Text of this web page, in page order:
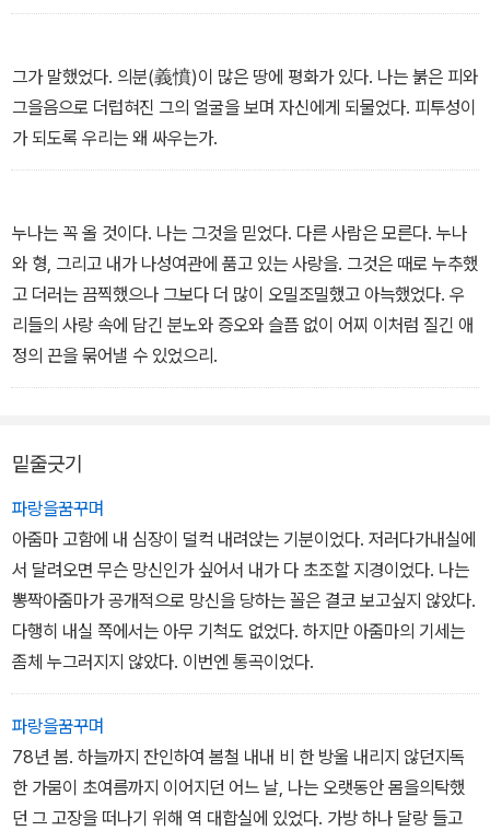
늙은 남자를 짓씹어댔다. 너무 많은 것들을 씹어대느라 식사를 마쳤
그가 말했었다. 의분(義憤)이 많은 땅에 평화가 있다. 나는 붉은 피와
그을음으로 더럽혀진 그의 얼굴을 보며 자신에게 되물었다. 피투성이
가 되도록 우리는 왜 싸우는가.
누나는 꼭 올 것이다. 나는 그것을 믿었다. 다른 사람은 모른다. 누나
와 형, 그리고 내가 나성여관에 품고 있는 사랑을. 그것은 때로 누추했
고 더러는 끔찍했으나 그보다 더 많이 오밀조밀했고 아늑했었다. 우
리들의 사랑 속에 담긴 분노와 증오와 슬픔 없이 어찌 이처럼 질긴 애
정의 끈을 묶어낼 수 있었으리.
밑줄긋기
파랑을꿈꾸며
아줌마 고함에 내 심장이 덜컥 내려앉는 기분이었다. 저러다가내실에
서 달려오면 무슨 망신인가 싶어서 내가 다 초조할 지경이었다. 나는
뽕짝아줌마가 공개적으로 망신을 당하는 꼴은 결코 보고싶지 않았다.
다행히 내실 쪽에서는 아무 기척도 없었다. 하지만 아줌마의 기세는
좀체 누그러지지 않았다. 이번엔 통곡이었다.
파랑을꿈꾸며
78년 봄. 하늘까지 잔인하여 봄철 내내 비 한 방울 내리지 않던지독
한 가뭄이 초여름까지 이어지던 어느 날, 나는 오랫동안 몸을의탁했
던 그 고장을 떠나기 위해 역 대합실에 있었다. 가방 하나 달랑 들고